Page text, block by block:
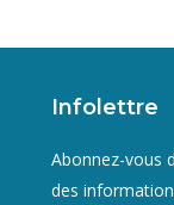
Infolettre
Abonnez-vous
des